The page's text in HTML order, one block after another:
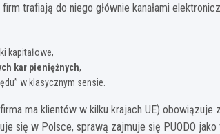
trafiają do niego głównie kanałami
kapitałowe,
kar pieniężnych,
w klasycznym sensie.
ma klientów w kilku krajach UE) obowiązuje
się w Polsce, sprawą zajmuje się PUODO